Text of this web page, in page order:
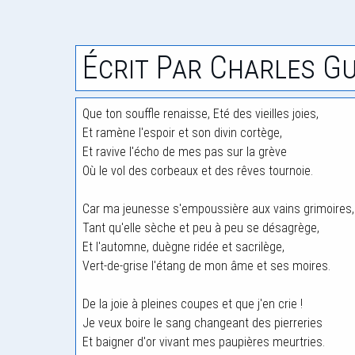
Écrit Par Charles
Que ton souffle renaisse, Eté des vieilles joies,
Et ramène l'espoir et son divin cortège,
Et ravive l'écho de mes pas sur la grève
Où le vol des corbeaux et des rêves tournoie.
Car ma jeunesse s'empoussière aux vains grimoires,
Tant qu'elle sèche et peu à peu se désagrège,
Et l'automne, duègne ridée et sacrilège,
Vert-de-grise l'étang de mon âme et ses moires.
De la joie à pleines coupes et que j'en crie !
Je veux boire le sang changeant des pierreries
Et baigner d'or vivant mes paupières meurtries.